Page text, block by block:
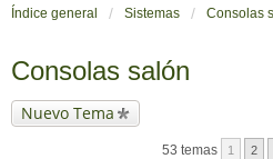
Índice general Sistemas Consolas
Consolas salón
Nuevo Tema
53 temas 1 2